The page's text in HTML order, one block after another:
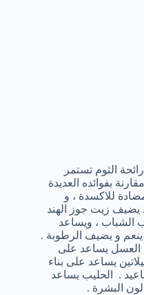
الثوم تستمر
بفوائده العديدة
للاكسدة ، و
زيت جوز الهند
الشباب ، ويساعد
و يضيف الرطوبة .
العسل يساعد على
يساعد على بناء
. الحليب يساعد
البشرة .